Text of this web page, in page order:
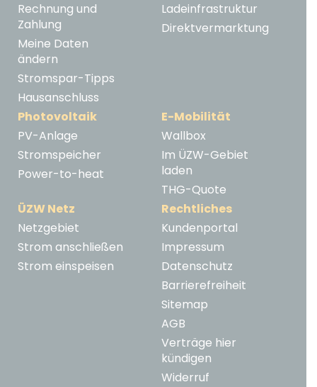
Rechnung und
Zahlung
Meine Daten
ändern
Stromspar-Tipps
Hausanschluss
Ladeinfrastruktur
Direktvermarktung
Photovoltaik
PV-Anlage
Stromspeicher
Power-to-heat
E-Mobilität
Wallbox
Im ÜZW-Gebiet
laden
THG-Quote
ÜZW Netz
Netzgebiet
Strom anschließen
Strom einspeisen
Rechtliches
Kundenportal
Impressum
Datenschutz
Barrierefreiheit
Sitemap
AGB
Verträge hier
kündigen
Widerruf